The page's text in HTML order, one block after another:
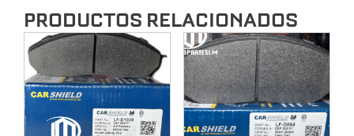
PRODUCTOS RELACIONADOS